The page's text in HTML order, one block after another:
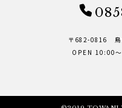
〒682-0816 鳥
OPEN 10:00